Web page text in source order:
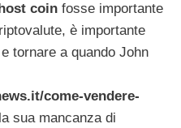
coin fosse importante
è importante
tornare a quando John
come-vendere-
sua mancanza di